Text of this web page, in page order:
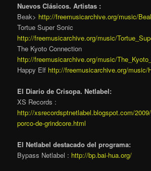
Nuevos Clásicos. Artistas :
Beak> http://freemusicarchive.org/music/
Tortue Super Sonic
http://freemusicarchive.org/music/
The Kyoto Connection
http://freemusicarchive.org/music/
Happy Elf http://freemusicarchive.org/music/
El Diario de Crisopa. Netlabel:
XS Records :
http://xsrecordsptnetlabel.blogspot.com/
porco-de-grindcore.html
El Netlabel destacado del programa:
Bypass Netlabel : http://bp.bai-hua.org/